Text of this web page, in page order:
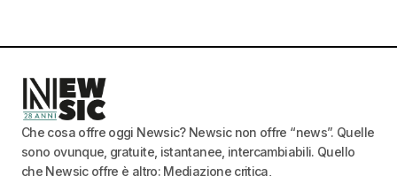
Che cosa offre oggi Newsic? Newsic non offre “news”. Quelle
sono ovunque, gratuite, istantanee, intercambiabili. Quello
che Newsic offre è altro: Mediazione critica,